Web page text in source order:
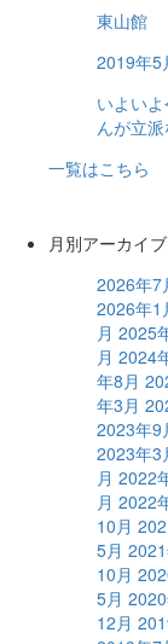
東山館
2019年5
いよい
んが立
一覧はこちら
月別アーカイブ
2026年7
2026年1
月 2025
月 2024
年8月
年3月
2023年9
2023年3
月 2022
月 2022
10月
5月
10月
5月
12月